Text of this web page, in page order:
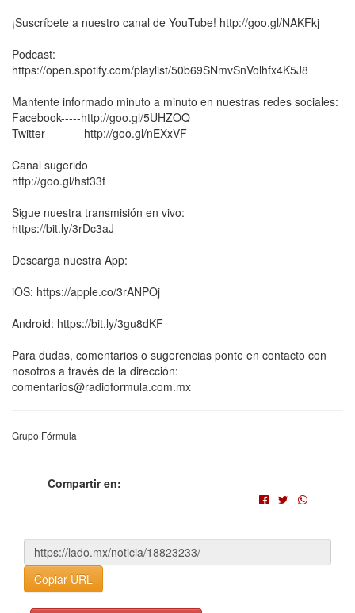
¡Suscríbete a nuestro canal de YouTube! http://goo.gl/NAKFkj
Podcast:
https://open.spotify.com/playlist/50b69SNmvSnVolhfx4K5J8
Mantente informado minuto a minuto en nuestras redes sociales:
Facebook-----http://goo.gl/5UHZOQ
Twitter----------http://goo.gl/nEXxVF
Canal sugerido
http://goo.gl/hst33f
Sigue nuestra transmisión en vivo:
https://bit.ly/3rDc3aJ
Descarga nuestra App:
iOS: https://apple.co/3rANPOj
Android: https://bit.ly/3gu8dKF
Para dudas, comentarios o sugerencias ponte en contacto con
nosotros a través de la dirección:
comentarios@radioformula.com.mx
Grupo Fórmula
Compartir en:
Copiar URL